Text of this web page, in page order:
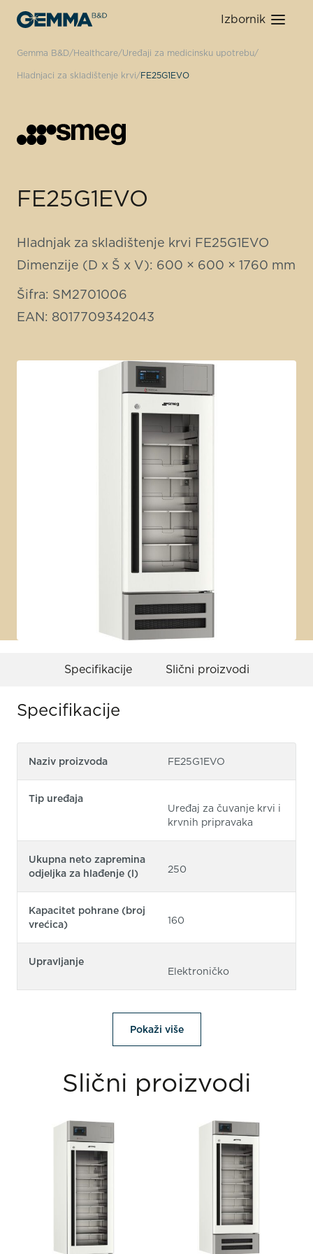
Izbornik
Gemma B&D Healthcare Uređaji za medicinsku upotrebu
Hladnjaci za skladištenje krvi FE25G1EVO
FE25G1EVO
Hladnjak za skladištenje krvi FE25G1EVO
Dimenzije (D x Š x V): 600 × 600 × 1760 mm
Šifra: SM2701006
EAN: 8017709342043
Specifikacije Slični proizvodi
Specifikacije
Naziv proizvoda FE25G1EVO
Tip uređaja
Uređaj za čuvanje krvi i
krvnih pripravaka
Ukupna neto zapremina
odjeljka za hlađenje (l)
250
Kapacitet pohrane (broj
vrećica)
160
Upravljanje
Elektroničko
Pokaži više
Slični proizvodi